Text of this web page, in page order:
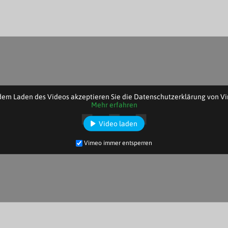
Laden des Videos akzeptieren Sie die Datenschutzerklärung von
Mehr erfahren
Video laden
Vimeo immer entsperren